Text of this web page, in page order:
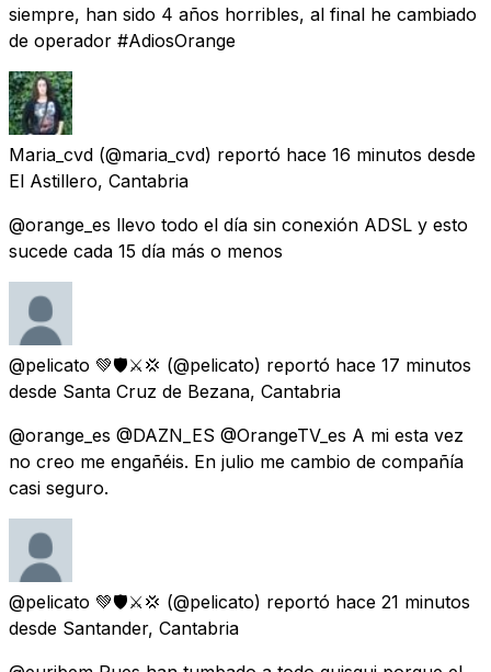
siempre, han sido 4 años horribles, al final he cambiado
de operador #AdiosOrange
Maria_cvd (@maria_cvd) reportó hace 16 minutos desde
El Astillero, Cantabria
@orange_es llevo todo el día sin conexión ADSL y esto
sucede cada 15 día más o menos
@pelicato 💚🛡️⚔️💢 (@pelicato) reportó hace 17 minutos
desde Santa Cruz de Bezana, Cantabria
@orange_es @DAZN_ES @OrangeTV_es A mi esta vez
no creo me engañéis. En julio me cambio de compañía
casi seguro.
@pelicato 💚🛡️⚔️💢 (@pelicato) reportó hace 21 minutos
desde Santander, Cantabria